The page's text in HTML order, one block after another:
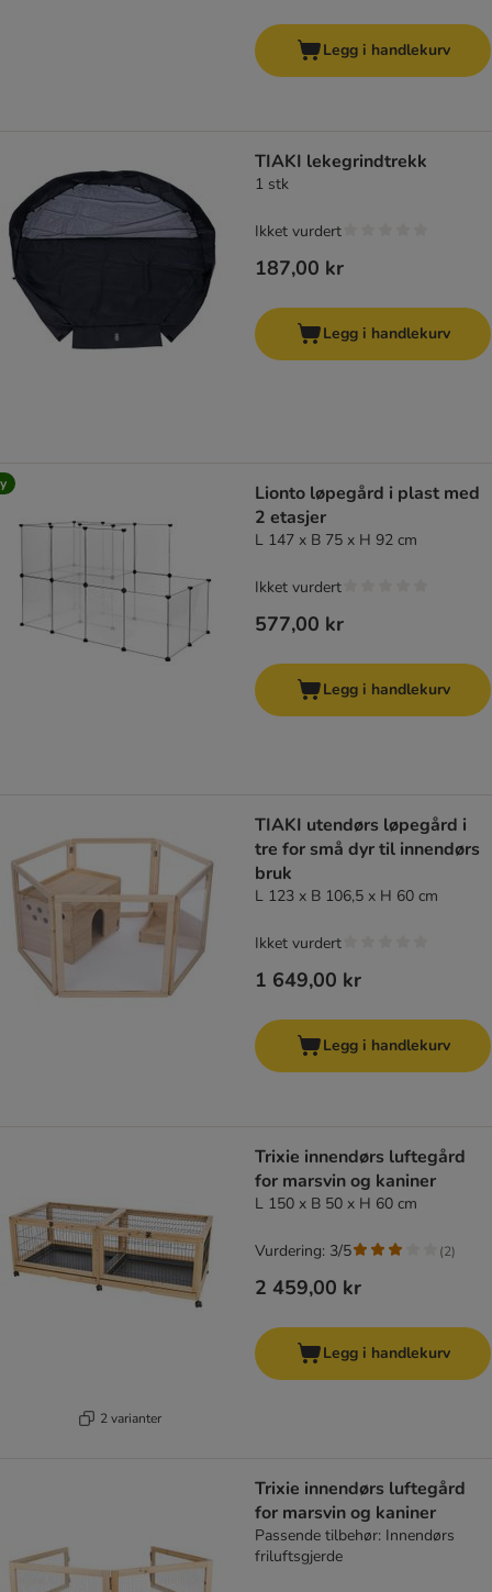
Legg i handlekurv
TIAKI lekegrindtrekk
1 stk
187,00 kr
Ikket vurdert
Legg i handlekurv
Lionto løpegård i plast med
2 etasjer
L 147 x B 75 x H 92 cm
577,00 kr
Ikket vurdert
Legg i handlekurv
TIAKI utendørs løpegård i
tre for små dyr til innendørs
bruk
L 123 x B 106,5 x H 60 cm
1 649,00 kr
Ikket vurdert
Legg i handlekurv
2 varianter
Trixie innendørs luftegård
for marsvin og kaniner
L 150 x B 50 x H 60 cm
2 459,00 kr
Vurdering: 3/5 (2)
Legg i handlekurv
Trixie innendørs luftegård
for marsvin og kaniner
Passende tilbehør: Innendørs
friluftsgjerde